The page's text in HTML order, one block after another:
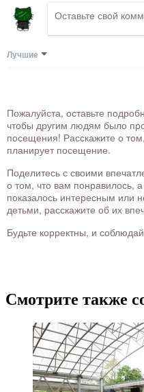
Лучшие
Пожалуйста, оставьте
чтобы другим людям было
посещения! Расскажите о
планирует посещение.
Поделитесь с своими
о том, что вам понравилось,
показалось интересным или
детьми, расскажите об их
Будьте корректны, и
Смотрите также